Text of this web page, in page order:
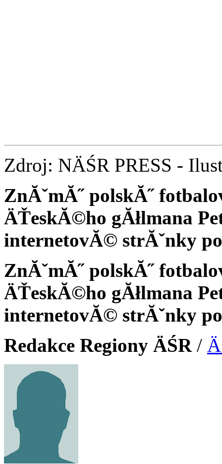
Zdroj: NÄŚR PRESS -
ZnĂˇmĂ˝ polskĂ˝
ÄŤeskĂ©ho gĂłlmana
internetovĂ© strĂˇnky
ZnĂˇmĂ˝ polskĂ˝
ÄŤeskĂ©ho gĂłlmana
internetovĂ© strĂˇnky
Redakce Regiony ÄŚR/